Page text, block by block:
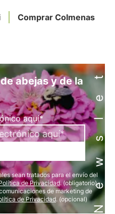
Comprar ColmenasNewsletter
abejas y de la
aquí*
sean tratados para el envío del
de Privacidad. (obligatorio)
de marketing de
de Privacidad. (opcional)